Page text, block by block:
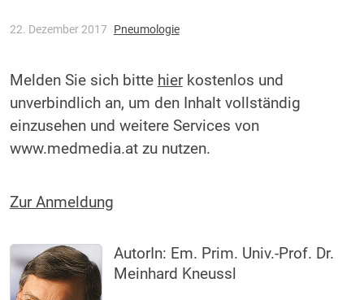
22. Dezember 2017 Pneumologie
Melden Sie sich bitte hierkostenlos und
unverbindlich an, um den Inhalt vollständig
einzusehen und weitere Services von
www.medmedia.at zu nutzen.
Zur Anmeldung
AutorIn: Em. Prim. Univ.-Prof. Dr.
Meinhard Kneussl